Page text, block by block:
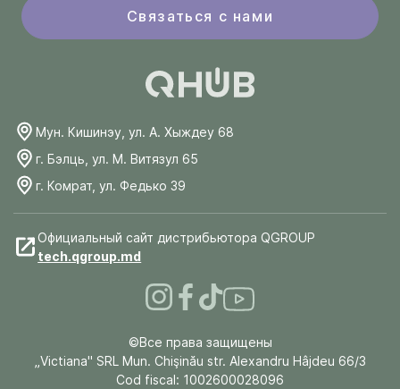
Связаться с нами
Мун. Кишинэу, ул. А. Хыждеу 68
г. Бэлць, ул. М. Витязул 65
г. Комрат, ул. Федько 39
Официальный сайт дистрибьютора QGROUP
tech.qgroup.md
©Все права защищены
„Victiana" SRL Mun. Chişinău str. Alexandru Hâjdeu 66/3
Cod fiscal: 1002600028096